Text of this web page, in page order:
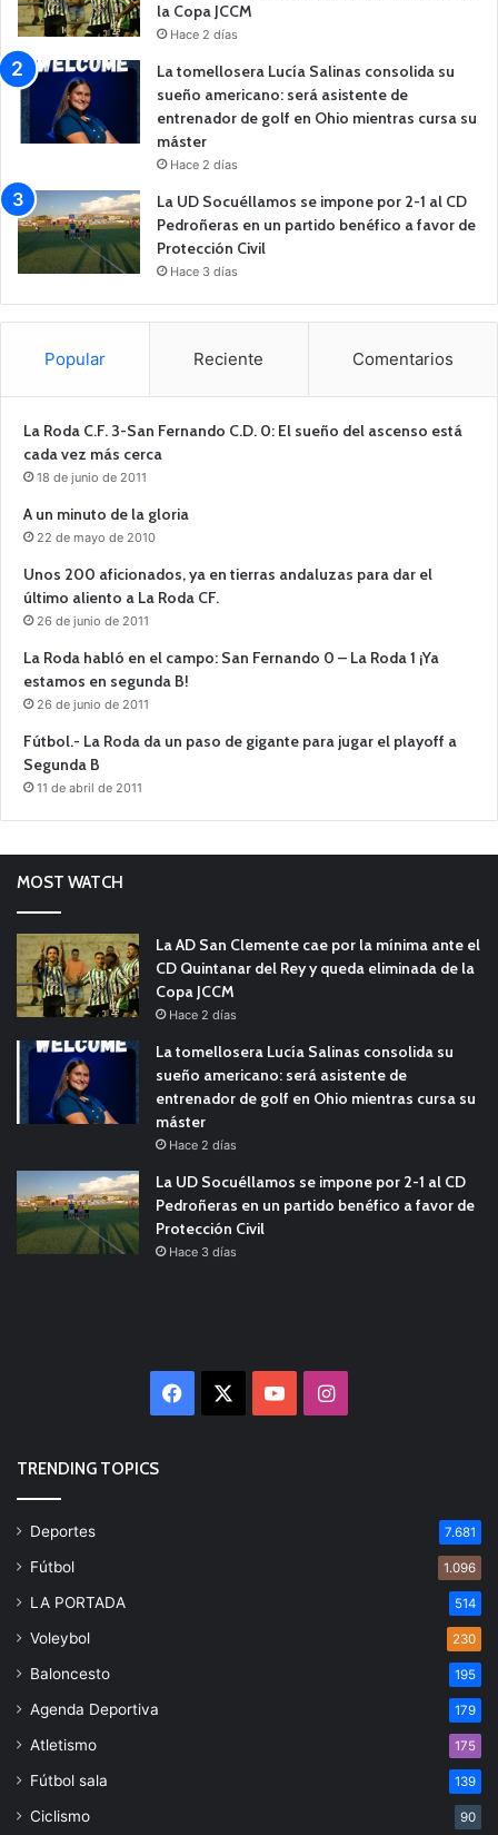
la Copa JCCM
Hace 2 días
La tomellosera Lucía Salinas consolida su
sueño americano: será asistente de
entrenador de golf en Ohio mientras cursa su
máster
Hace 2 días
La UD Socuéllamos se impone por 2-1 al CD
Pedroñeras en un partido benéfico a favor de
Protección Civil
Hace 3 días
Popular Reciente Comentarios
La Roda C.F. 3-San Fernando C.D. 0: El sueño del ascenso está
cada vez más cerca
18 de junio de 2011
A un minuto de la gloria
22 de mayo de 2010
Unos 200 aficionados, ya en tierras andaluzas para dar el
último aliento a La Roda CF.
26 de junio de 2011
La Roda habló en el campo: San Fernando 0 – La Roda 1 ¡Ya
estamos en segunda B!
26 de junio de 2011
Fútbol.- La Roda da un paso de gigante para jugar el playoff a
Segunda B
11 de abril de 2011
MOST WATCH
La AD San Clemente cae por la mínima ante el
CD Quintanar del Rey y queda eliminada de la
Copa JCCM
Hace 2 días
La tomellosera Lucía Salinas consolida su
sueño americano: será asistente de
entrenador de golf en Ohio mientras cursa su
máster
Hace 2 días
La UD Socuéllamos se impone por 2-1 al CD
Pedroñeras en un partido benéfico a favor de
Protección Civil
Hace 3 días
Facebook YouTubeInstagram
TRENDING TOPICS
Deportes 7.681
Fútbol 1.096
LA PORTADA 514
Voleybol 230
Baloncesto 195
Agenda Deportiva 179
Atletismo 175
Fútbol sala 139
Ciclismo 90